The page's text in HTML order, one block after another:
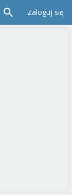
Zaloguj się